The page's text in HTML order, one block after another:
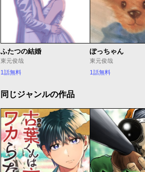
ふたつの結婚
東元俊哉
1話無料
ぽっちゃん
東元俊哉
1話無料
同じジャンルの作品